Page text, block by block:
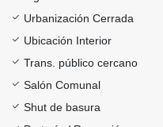
Urbanización Cerrada
Ubicación Interior
Trans. público cercano
Salón Comunal
Shut de basura